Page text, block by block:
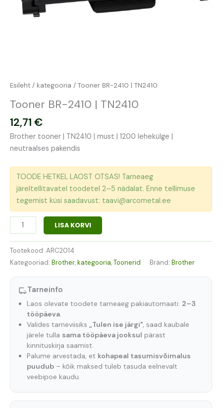
Esileht / kategooria / Tooner BR-2410 | TN2410
Tooner BR-2410 | TN2410
12,71 €
Brother tooner | TN2410 | must | 1200 lehekülge |
neutraalses pakendis
TOODE HETKEL LAOST OTSAS! Tarneaeg
järeltellitavatel toodetel 2–5 nädalat. Enne tellimuse
tegemist küsi saadavust: taavi@arcometal.ee
LISA KORVI
Tootekood: ARC2014
Kategooriad: Brother,kategooria,Toonerid Bränd: Brother
Tarneinfo
Laos olevate toodete tarneaeg pakiautomaati: 2–3
tööpäeva.
Valides tarneviisiks „Tulen ise järgi", saad kaubale
järele tulla sama tööpäeva jooksul pärast
kinnituskirja saamist.
Palume arvestada, et kohapeal tasumisvõimalus
puudub– kõik maksed tuleb tasuda eelnevalt
veebipoe kaudu.